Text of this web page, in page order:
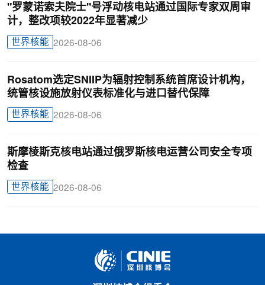
"罗蒙诺索夫院士"号浮动核电站通过国际专家双周审
计，整改项较2022年显著减少
世界核能 2026-08-06
Rosatom选定SNIIP为辐射控制系统首席设计机构，
统管核设施放射仪表标准化与进口替代保障
世界核能 2026-08-06
斯摩棱斯克核电站通过俄罗斯核电运营公司安全专项
检查
世界核能 2026-08-06